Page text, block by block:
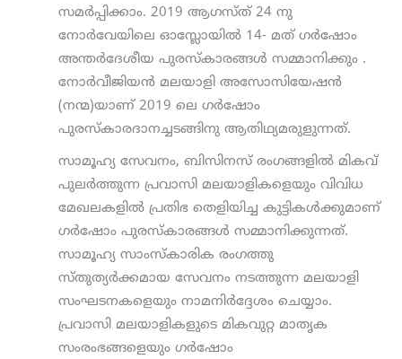
സമർപ്പിക്കാം. 2019 ആഗസ്ത് 24 നു
നോർവേയിലെ ഓസ്ലോയിൽ 14- മത് ഗർഷോം
അന്തർദേശീയ പുരസ്‌കാരങ്ങൾ സമ്മാനിക്കും .
നോർവീജിയൻ മലയാളി അസോസിയേഷൻ
(നന്മ)യാണ് 2019 ലെ ഗർഷോം
പുരസ്കാരദാനച്ചടങ്ങിനു ആതിഥ്യമരുളുന്നത്.
സാമൂഹ്യ സേവനം, ബിസിനസ് രംഗങ്ങളിൽ മികവ്
പുലർത്തുന്ന പ്രവാസി മലയാളികളെയും വിവിധ
മേഖലകളിൽ പ്രതിഭ തെളിയിച്ച കുട്ടികൾക്കുമാണ്
ഗർഷോം പുരസ്‌കാരങ്ങൾ സമ്മാനിക്കുന്നത്.
സാമൂഹ്യ സാംസ്‌കാരിക രംഗത്തു
സ്തുത്യർക്കമായ സേവനം നടത്തുന്ന മലയാളി
സംഘടനകളെയും നാമനിർദ്ദേശം ചെയ്യാം.
പ്രവാസി മലയാളികളുടെ മികവുറ്റ മാതൃക
സംരംഭങ്ങളെയും ഗർഷോം